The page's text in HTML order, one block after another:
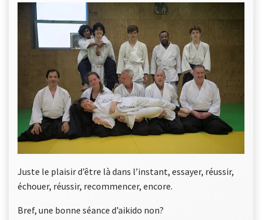
Juste le plaisir d’être là dans l’instant, essayer, réussir,
échouer, réussir, recommencer, encore.
Bref, une bonne séance d’aikido non?